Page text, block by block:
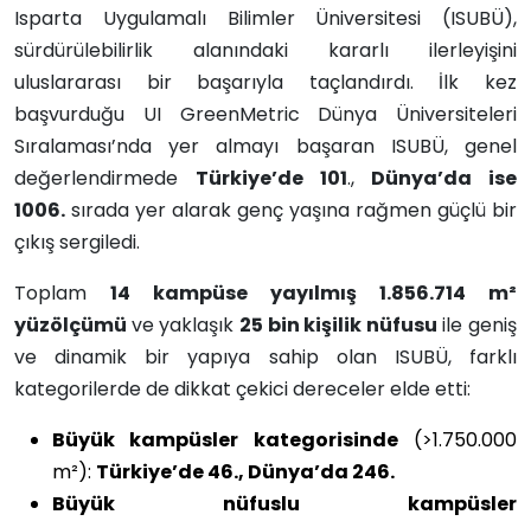
Isparta Uygulamalı Bilimler Üniversitesi (ISUBÜ),
sürdürülebilirlik alanındaki kararlı ilerleyişini
uluslararası bir başarıyla taçlandırdı. İlk kez
başvurduğu UI GreenMetric Dünya Üniversiteleri
Sıralaması’nda yer almayı başaran ISUBÜ, genel
değerlendirmede Türkiye’de 101., Dünya’da ise
1006. sırada yer alarak genç yaşına rağmen güçlü bir
çıkış sergiledi.
Toplam 14 kampüse yayılmış 1.856.714 m²
yüzölçümü ve yaklaşık 25 bin kişilik nüfusu ile geniş
ve dinamik bir yapıya sahip olan ISUBÜ, farklı
kategorilerde de dikkat çekici dereceler elde etti:
Büyük kampüsler kategorisinde(>1.750.000
m²): Türkiye’de 46., Dünya’da 246.
Büyük nüfuslu kampüsler